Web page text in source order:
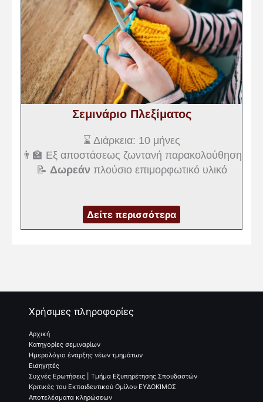
Σεμινάριο Πλεξίματος
⌛ Διάρκεια: 10 μήνες
👨‍🏫 Εξ αποστάσεως ζωντανή παρακολούθηση
📝 Δωρεάν πλούσιο επιμορφωτικό υλικό
Δείτε περισσότερα
Χρήσιμες πληροφορίες
Αρχική
Κατηγορίες σεμιναρίων
Ημερολόγιο έναρξης νέων τμημάτων
Εισηγητές
Συχνές Ερωτήσεις | Τμήμα Εξυπηρέτησης Σπουδαστών
Κριτικές του Εκπαιδευτικού Ομίλου ΕΥΔΟΚΙΜΟΣ
Αποτελέσματα κληρώσεων